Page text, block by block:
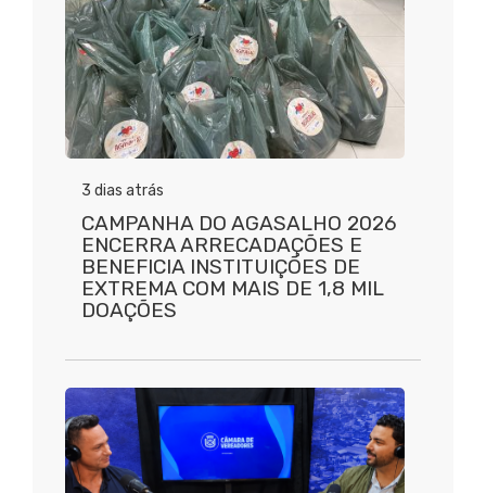
3 dias atrás
CAMPANHA DO AGASALHO 2026
ENCERRA ARRECADAÇÕES E
BENEFICIA INSTITUIÇÕES DE
EXTREMA COM MAIS DE 1,8 MIL
DOAÇÕES